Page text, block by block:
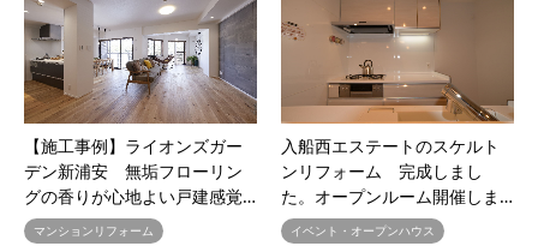
【施工事例】ライオンズガー
デン新浦安 無垢フローリン
グの香りが心地よい戸建感覚…
マンションリフォーム
入船西エステートのスケルト
ンリフォーム 完成しまし
た。オープンルーム開催しま…
イベント・オープンハウス